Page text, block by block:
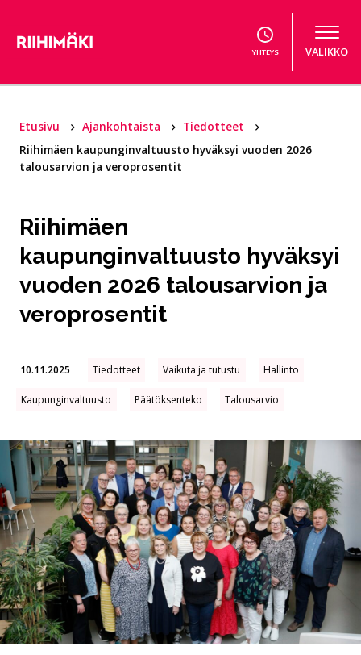
YHTEYS VALIKKO
Etusivu Ajankohtaista
Tiedotteet
Riihimäen kaupunginvaltuusto hyväksyi vuoden 2026
talousarvion ja veroprosentit
Riihimäen
kaupunginvaltuusto hyväksyi
vuoden 2026 talousarvion ja
veroprosentit
10.11.2025 Tiedotteet Vaikuta ja tutustu Hallinto
Kaupunginvaltuusto Päätöksenteko Talousarvio